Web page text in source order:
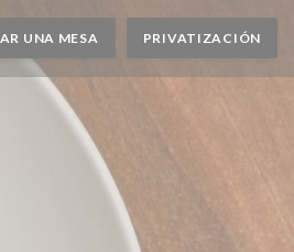
UNA MESA PRIVATIZACIÓN